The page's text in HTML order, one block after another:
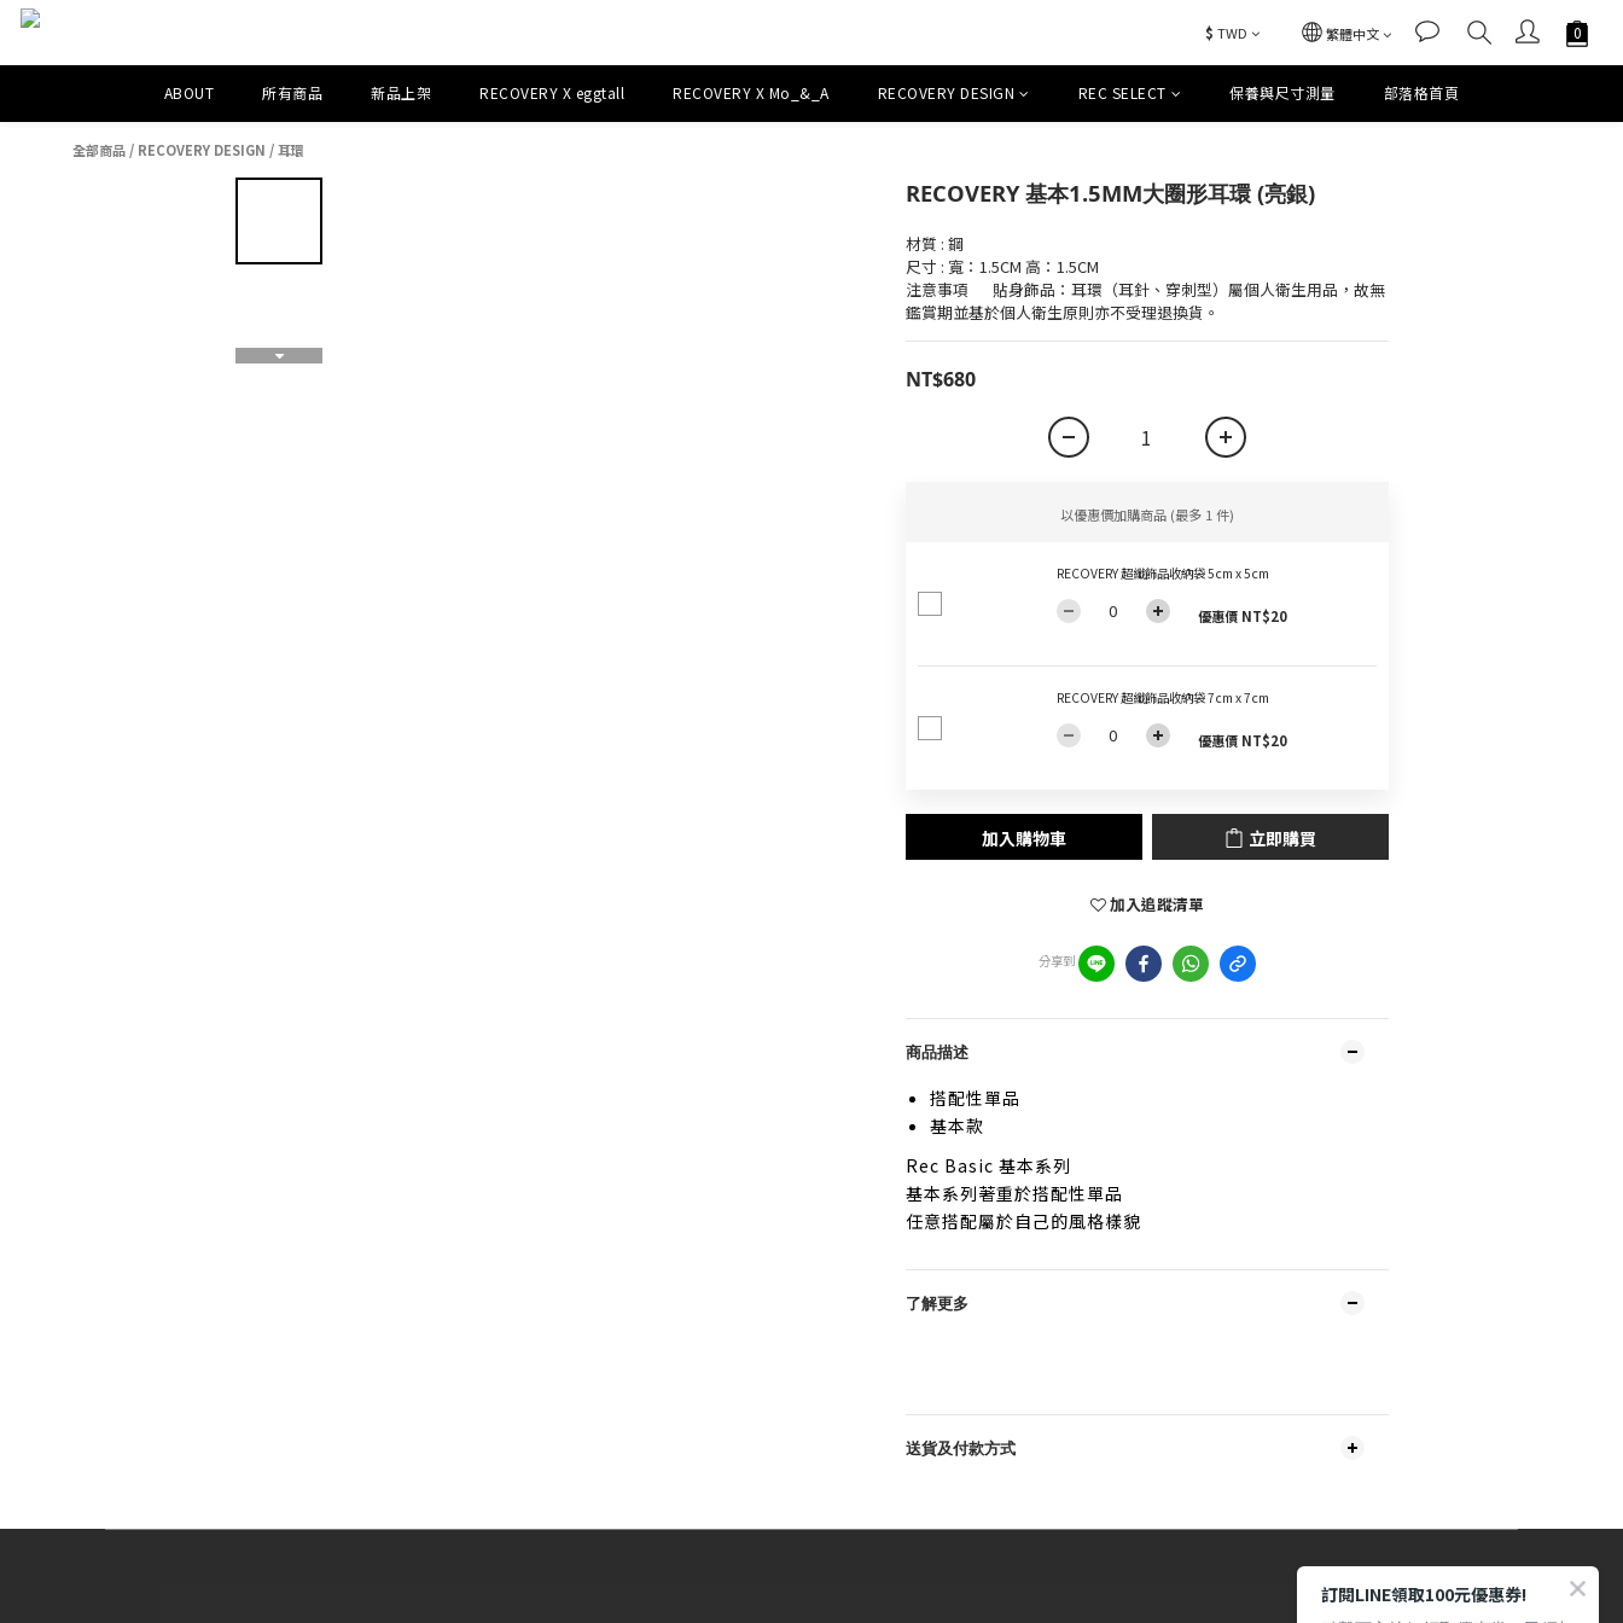
$ TWD 繁體中文
ABOUT 所有商品 新品上架 RECOVERY X eggtall RECOVERY X Mo_&_A RECOVERY DESIGN REC SELECT 保養與尺寸測量 部落格首頁
全部商品 / RECOVERY DESIGN /耳環
RECOVERY 基本1.5MM大圈形耳環 (亮銀)
材質 : 鋼
尺寸 : 寬：1.5CM 高：1.5CM
注意事項	貼身飾品：耳環（耳針、穿刺型）屬個人衛生用品，故無
鑑賞期並基於個人衛生原則亦不受理退換貨。
NT$680
以優惠價加購商品 (最多 1 件)
RECOVERY 超纖飾品收納袋 5cm x 5cm
優惠價 NT$20
RECOVERY 超纖飾品收納袋 7cm x 7cm
優惠價 NT$20
加入購物車 立即購買
加入追蹤清單
分享到
商品描述
搭配性單品
基本款
Rec Basic 基本系列
基本系列著重於搭配性單品
任意搭配屬於自己的風格樣貌
了解更多
送貨及付款方式
訂閱LINE領取100元優惠券!